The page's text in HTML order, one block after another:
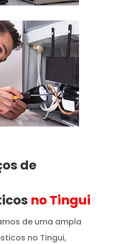
de
no Tingui
de uma ampla
no Tingui,